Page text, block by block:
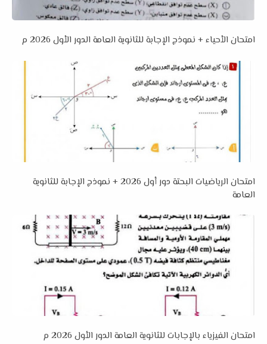
امتحان الأحياء + نموذج الإجابة للثانوية العامة الدور الأول 2026 م
امتحان الرياضيات البحتة دور أول 2026 + نموذج الإجابة للثانوية
العامة
امتحان الفيزياء بالإجابات للثانوية العامة الدور الأول 2026 م